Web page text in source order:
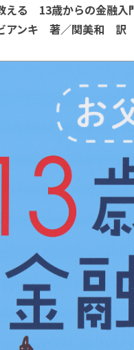
える 13歳からの金融入
アンキ 著／関美和 訳